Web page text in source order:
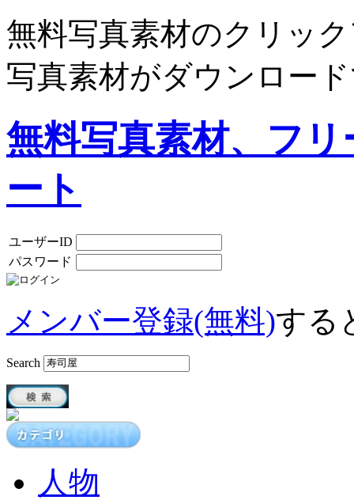
無料写真素材のクリッ
写真素材がダウンロー
無料写真素材、フ
ート
ユーザーID
パスワード
メンバー登録(無料)する
Search
人物